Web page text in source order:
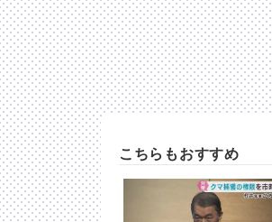
こちらもおすすめ